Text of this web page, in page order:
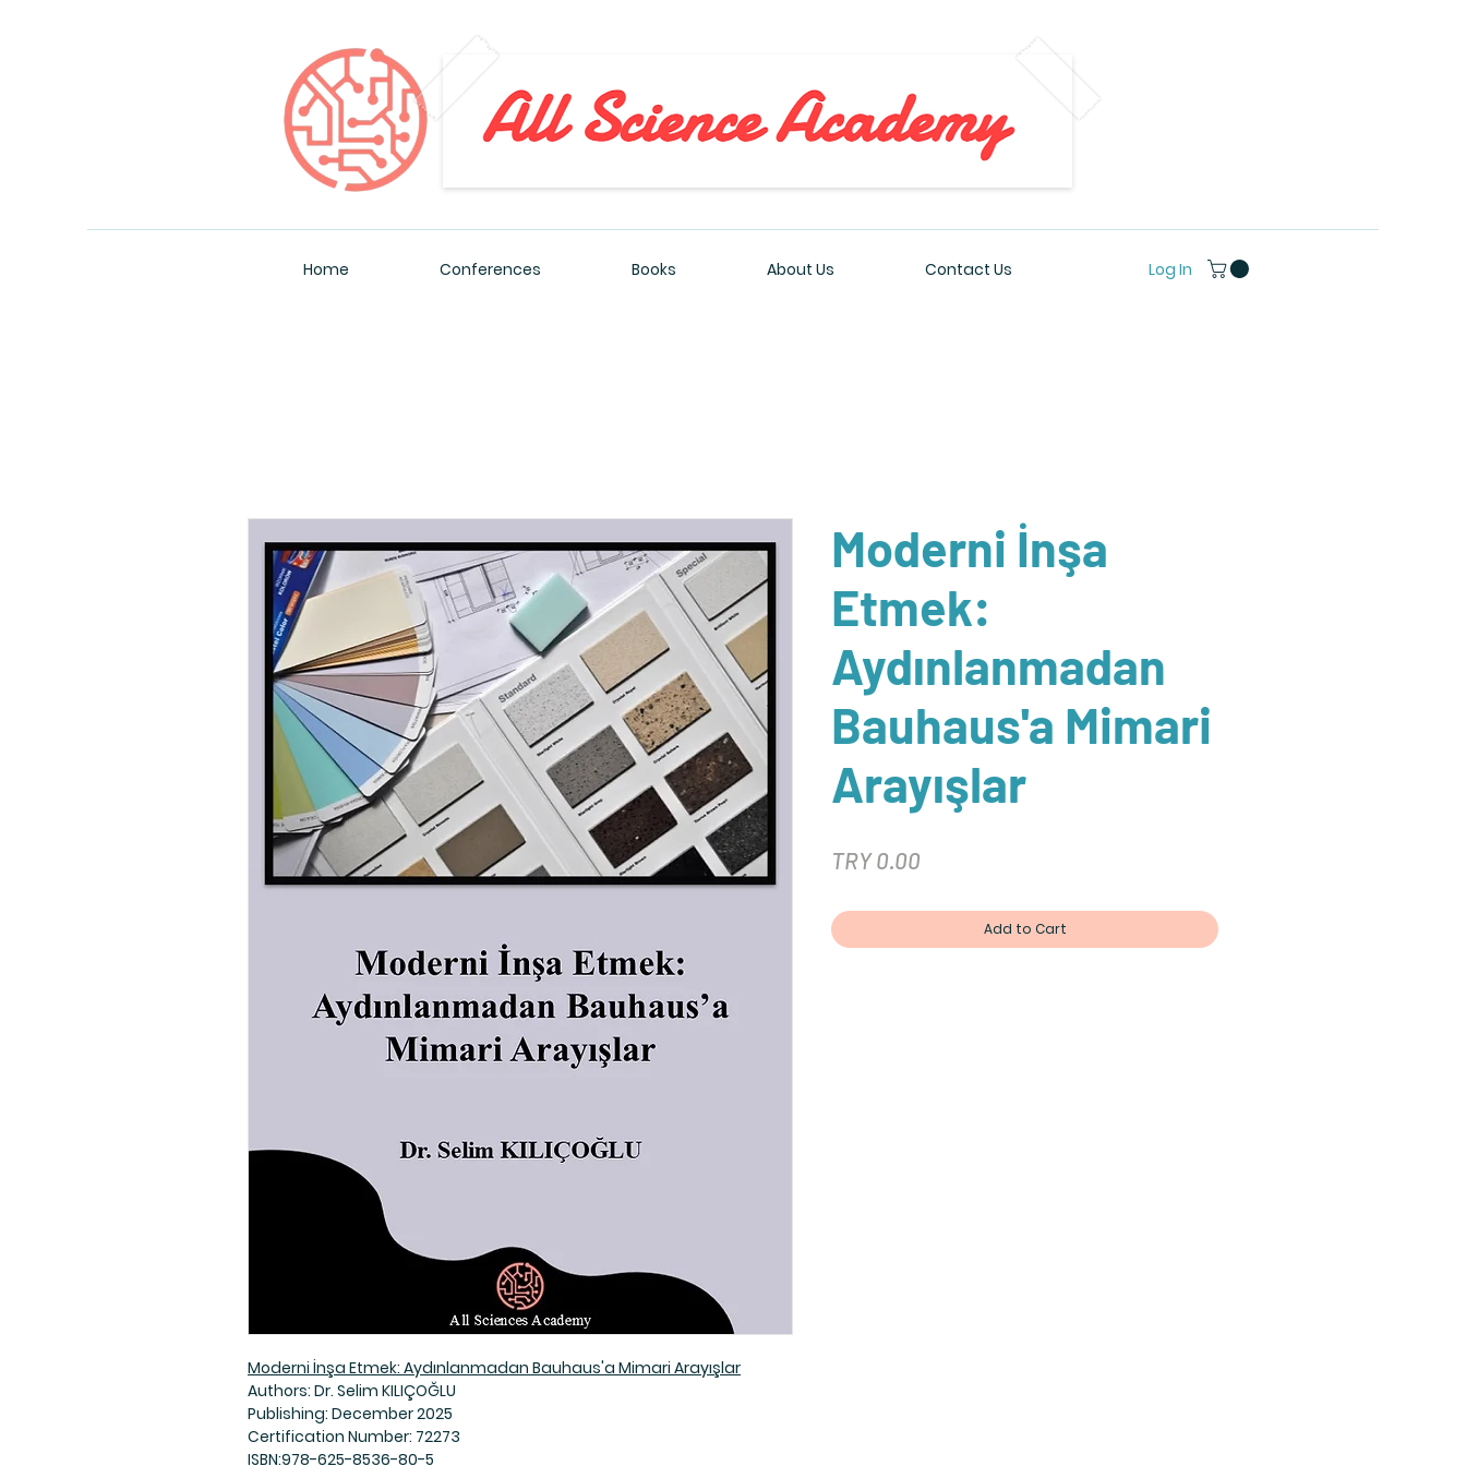
All Sciences Academy
Home Conferences Books About Us Contact Us Log In
Moderni İnşa Etmek: Aydınlanmadan Bauhaus'a Mimari Arayışlar
Authors: Dr. Selim KILIÇOĞLU
Publishing: December 2025
Certification Number: 72273
ISBN:978-625-8536-80-5
Moderni İnşa
Etmek:
Aydınlanmadan
Bauhaus'a Mimari
Arayışlar
TRY 0.00
Add to Cart